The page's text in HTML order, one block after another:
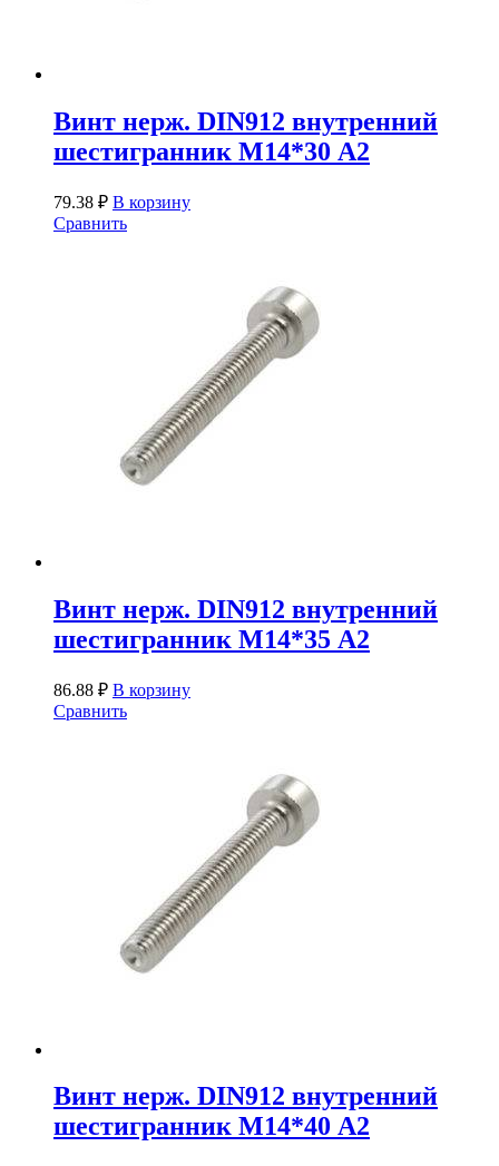
Винт нерж. DIN912 внутренний
шестигранник М14*30 А2
79.38 ₽ В корзину
Сравнить
Винт нерж. DIN912 внутренний
шестигранник М14*35 А2
86.88 ₽ В корзину
Сравнить
Винт нерж. DIN912 внутренний
шестигранник М14*40 А2